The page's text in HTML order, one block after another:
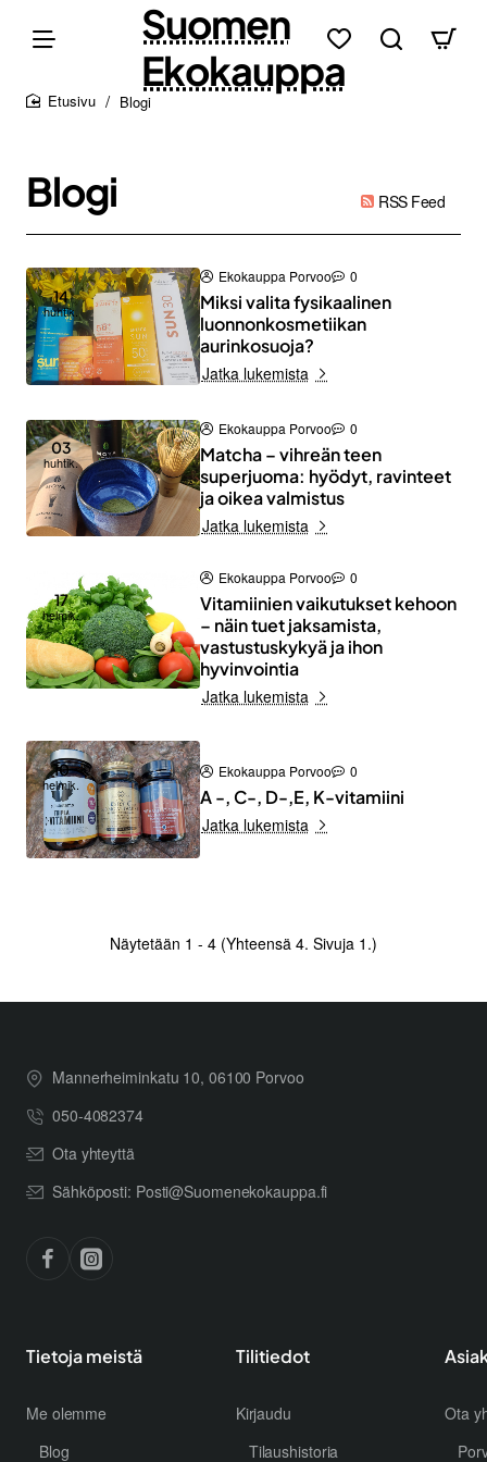
Suomen
Ekokauppa
Blogi
Blogi RSS Feed
14
huhtik.
Ekokauppa Porvoo 0
Miksi valita fysikaalinen
luonnonkosmetiikan
aurinkosuoja?
Jatka lukemista
03
huhtik.
Ekokauppa Porvoo 0
Matcha – vihreän teen
superjuoma: hyödyt, ravinteet
ja oikea valmistus
Jatka lukemista
17
helmik.
Ekokauppa Porvoo 0
Vitamiinien vaikutukset kehoon
– näin tuet jaksamista,
vastustuskykyä ja ihon
hyvinvointia
Jatka lukemista
10
helmik.
Ekokauppa Porvoo 0
A -, C-, D-,E, K-vitamiini
Jatka lukemista
Näytetään 1 - 4 (Yhteensä 4. Sivuja 1.)
Mannerheiminkatu 10, 06100 Porvoo
050-4082374
Ota yhteyttä
Sähköposti: Posti@Suomenekokauppa.fi
Tietoja meistä
Me olemme
Blog
Tilitiedot
Kirjaudu
Tilaushistoria
Ota